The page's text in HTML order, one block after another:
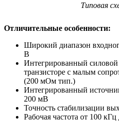
Типовая
Отличительные особенности:
Широкий диапазон
В
Интегрированный
транзисторе с малым
(200 мОм тип.)
Интегрированный
200 мВ
Точность стабилизации
Рабочая частота от 100